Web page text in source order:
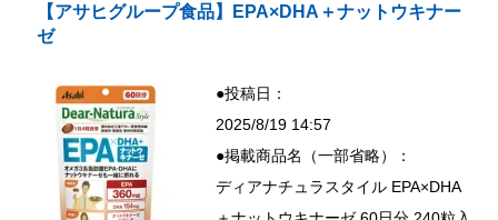
【アサヒグループ食品】EPA×DHA＋ナットウキナー
ゼ
●投稿日：
2025/8/19 14:57
●掲載商品名（一部省略）：
ディアナチュラスタイル EPA×DHA